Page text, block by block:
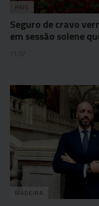
PAÍS
Seguro de cravo
em sessão solene
11:57
MADEIRA